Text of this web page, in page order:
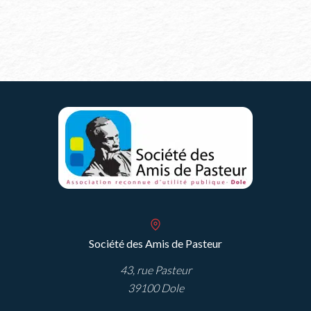
Société des Amis de Pasteur
43, rue Pasteur
39100 Dole